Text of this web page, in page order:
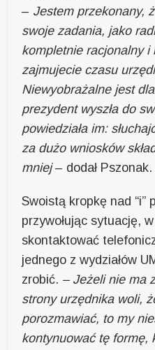
– Jestem przekonany,
swoje zadania, jako
kompletnie racjonalny i
zajmujecie czasu
Niewyobrażalne jest
prezydent wyszła do
powiedziała im:
za dużo wniosków
mniej– dodał Pszonak.
Swoistą kropkę nad “i”
przywołując sytuację,
skontaktować
jednego z wydziałów
zrobić. – Jeżeli nie ma
strony urzędnika woli,
porozmawiać, to my
kontynuować tę formę,